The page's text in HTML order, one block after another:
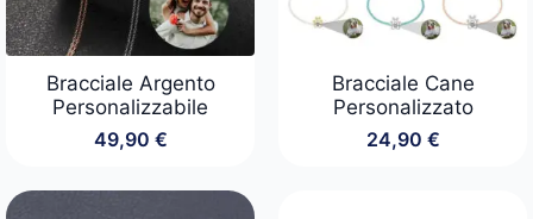
Bracciale Argento
Personalizzabile
49,90 €
Bracciale Cane
Personalizzato
24,90 €